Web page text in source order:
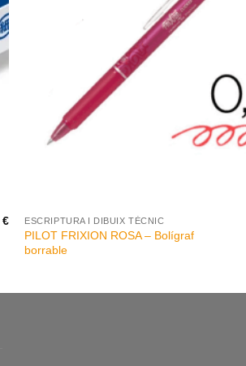
€ ESCRIPTURA I DIBUIX TÈCNIC
PILOT FRIXION ROSA – Bolígraf
borrable